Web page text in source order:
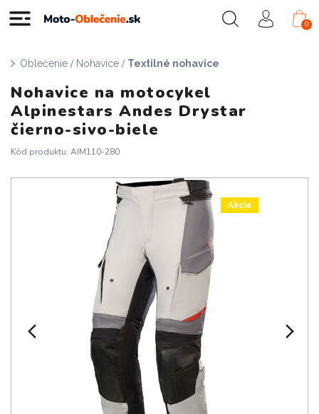
0
Oblečenie / Nohavice / Textilné nohavice
Nohavice na motocykel
Alpinestars Andes Drystar
čierno-sivo-biele
Kód produktu: AIM110-280
Akcia